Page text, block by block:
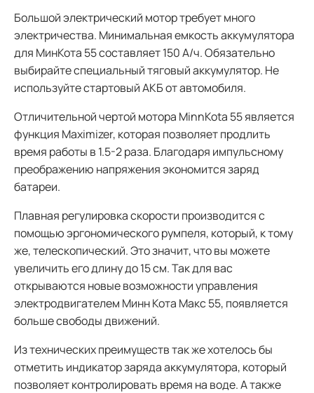
Большой электрический мотор требует много
электричества. Минимальная емкость аккумулятора
для МинКота 55 составляет 150 А/ч. Обязательно
выбирайте специальный тяговый аккумулятор. Не
используйте стартовый АКБ от автомобиля.
Отличительной чертой мотора MinnKota 55 является
функция Maximizer, которая позволяет продлить
время работы в 1.5-2 раза. Благодаря импульсному
преображению напряжения экономится заряд
батареи.
Плавная регулировка скорости производится с
помощью эргономического румпеля, который, к тому
же, телескопический. Это значит, что вы можете
увеличить его длину до 15 см. Так для вас
открываются новые возможности управления
электродвигателем Минн Кота Макс 55, появляется
больше свободы движений.
Из технических преимуществ так же хотелось бы
отметить индикатор заряда аккумулятора, который
позволяет контролировать время на воде. А также